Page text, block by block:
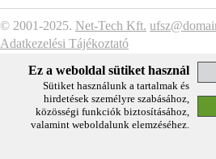
© 2001-2025. Net-Tech Kft.
Adatkezelési Tájékoztató
Ez a weboldal sütiket használ
Sütiket használunk a tartalmak és
hirdetések személyre szabásához,
közösségi funkciók biztosításához,
valamint weboldalunk elemzéséhez.